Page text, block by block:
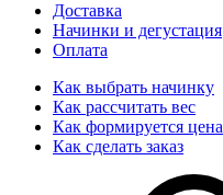
Доставка
Начинки и дегустация
Оплата
Как выбрать начинку
Как рассчитать вес
Как формируется цена
Как сделать заказ